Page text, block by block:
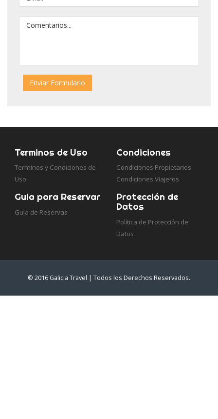
Terminos de Uso
Terminos y Condiciones de
Uso
Condiciones
Condiciones Propietarios
Condiciones Viajeros
Guia para Reservar
Guia de Reservas
Protección de
Datos
Política de Protección de
Datos
© 2016 Galicia Travel | Todos los Derechos Reservados.